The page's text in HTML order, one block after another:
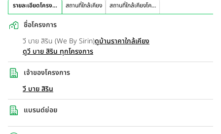
รายละเอียดโครงการ สถานที่ใกล้เคียง สถานที่ใกล้เคียงโครงการ
ชื่อโครงการ
วี บาย สิริน (We By Sirin)ดูบ้านราคาใกล้เคียง
ดูวี บาย สิริน ทุกโครงการ
เจ้าของโครงการ
วี บาย สิริน
แบรนด์ย่อย